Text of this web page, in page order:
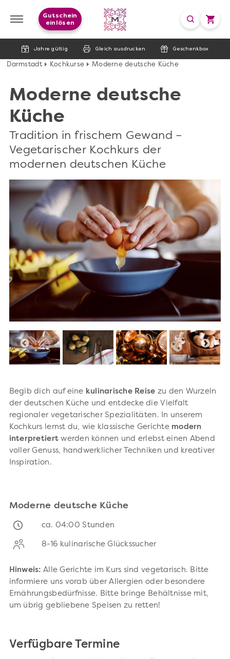
Jahre gültig Gleich ausdrucken Geschenkbox
Gutschein
einlösen
Darmstadt Kochkurse Moderne deutsche Küche
Moderne deutsche
Küche
Tradition in frischem Gewand –
Vegetarischer Kochkurs der
modernen deutschen Küche
Begib dich auf eine kulinarische Reise zu den Wurzeln
der deutschen Küche und entdecke die Vielfalt
regionaler vegetarischer Spezialitäten. In unserem
Kochkurs lernst du, wie klassische Gerichte modern
interpretiert werden können und erlebst einen Abend
voller Genuss, handwerklicher Techniken und kreativer
Inspiration.
Moderne deutsche Küche
ca. 04:00 Stunden
8-16 kulinarische Glückssucher
Hinweis: Alle Gerichte im Kurs sind vegetarisch. Bitte
informiere uns vorab über Allergien oder besondere
Ernährungsbedürfnisse. Bitte bringe Behältnisse mit,
um übrig gebliebene Speisen zu retten!
Verfügbare Termine